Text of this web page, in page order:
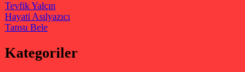
Tevfik Yalçın
Hayati Asılyazıcı
Tansu Bele
Kategoriler